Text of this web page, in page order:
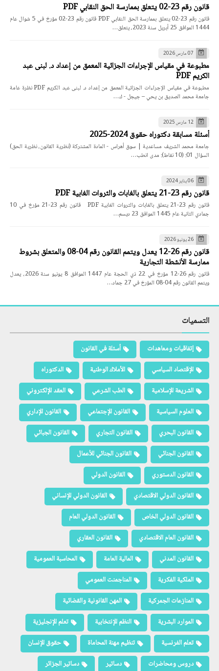
قانون رقم 23-02 يتعلق بممارسة الحق النقابي PDF
قانون رقم 23-02 يتعلق بممارسة الحق النقابي PDF قانون رقم 23-02 مؤرخ في 5 شوال عام
1444 الموافق 25 أبريل سنة 2023، يتعلق…
07 مارس 2026
مطبوعة في مقياس الإجراءات الجزائية المعمق من إعداد د. لبنى عبد
الكريم PDF
مطبوعة في مقياس الإجراءات الجزائية المعمق من إعداد د. لبنى عبد الكريم PDF نظرة عامة
جامعة محمد الصديق بن يحي – جيجل - ك…
12 مارس 2025
أسئلة مسابقة دكتوراه حقوق 2024-2025
جامعة محمد الشريف مساعدية | سوق أهراس - المادة المشتركة (نظرية القانون، نظرية الحق)
السؤال 01: (10 نقاط): مدى انطب…
06 يناير 2024
قانون رقم 23-21 يتعلق بالغابات والثروات الغابية PDF
قانون رقم 23-21 يتعلق بالغابات والثروات الغابية PDF قانون رقم 23-21 مؤرخ في 10
جمادي الثانية عام 1445 الموافق 23 ديسم…
26 يونيو 2026
قانون رقم 26-12 يعدل ويتمم القانون رقم 04-08 والمتعلق بشروط
ممارسة الأنشطة التجارية
قانون رقم 26-12 مؤرخ في 22 ذي الحجة عام 1447 الموافق 8 يونيو سنة 2026، يعدل
ويتمم القانون رقم 04-08 المؤرخ في 27 جماد…
التسميات
إتفاقيات ومعاهدات
أسئلة في القانون
الإقتصاد السياسي
الأملاك الوطنية
الدكتوراه
الشريعة الإسلامية
الطب الشرعي
العقد الإلكتروني
العلوم السياسية
القانون الإجتماعي
القانون الإداري
القانون البحري
القانون التجاري
القانون الجبائي
القانون الجنائي
القانون الجنائي للأعمال
القانون الدستوري
القانون الدولي
القانون الدولي الاقتصادي
القانون الدولي الإنساني
القانون الدولي الخاص
القانون الدولي العام
القانون العام الاقتصادي
القانون العقاري
القانون المدني
المالية العامة
المحاسبة العمومية
الملكية الفكرية
المناجمنت العمومي
المنازعات الجمركية
المهن القانونية والقضائية
الموارد البشرية
النظم الإنتخابية
تعلم الإنجليزية
تعلم الفرنسية
تنظيم مهنة المحاماة
حقوق الإنسان
دروس ومحاضرات
دساتير دساتير الجزائر